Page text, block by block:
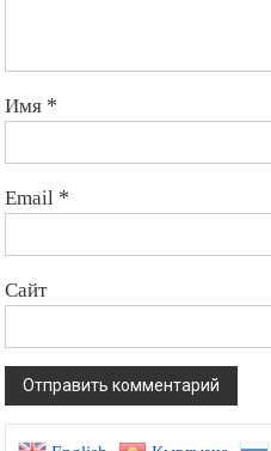
Имя *
Email *
Сайт